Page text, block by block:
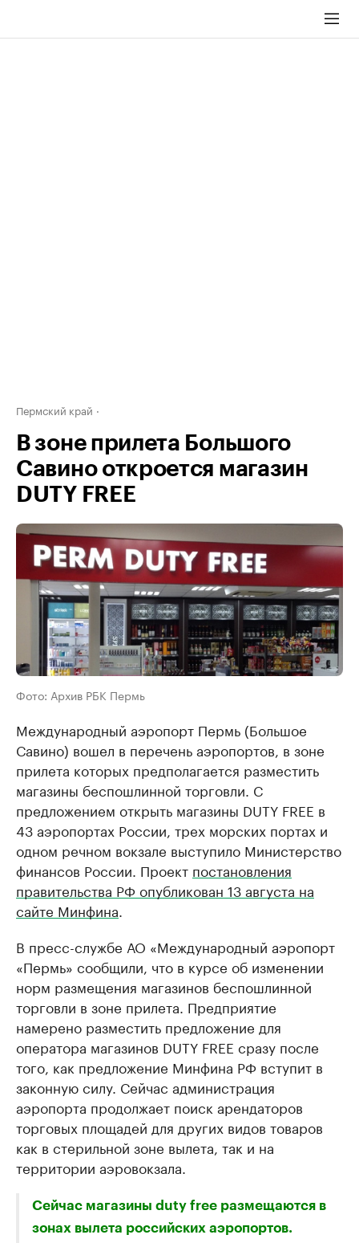
Пермский край
В зоне прилета Большого
Савино откроется магазин
DUTY FREE
Фото: Архив РБК Пермь
Международный аэропорт Пермь (Большое
Савино) вошел в перечень аэропортов, в зоне
прилета которых предполагается разместить
магазины беспошлинной торговли. С
предложением открыть магазины DUTY FREE в
43 аэропортах России, трех морских портах и
одном речном вокзале выступило Министерство
финансов России. Проект постановления
правительства РФ опубликован 13 августа на
сайте Минфина.
В пресс-службе АО «Международный аэропорт
«Пермь» сообщили, что в курсе об изменении
норм размещения магазинов беспошлинной
торговли в зоне прилета. Предприятие
намерено разместить предложение для
оператора магазинов DUTY FREE сразу после
того, как предложение Минфина РФ вступит в
законную силу. Сейчас администрация
аэропорта продолжает поиск арендаторов
торговых площадей для других видов товаров
как в стерильной зоне вылета, так и на
территории аэровокзала.
Сейчас магазины duty free размещаются в
зонах вылета российских аэропортов.